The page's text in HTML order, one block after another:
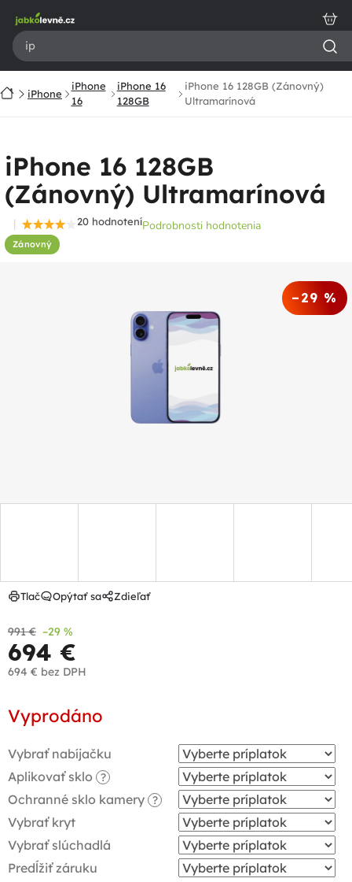
obsah
DomoviPhone
iPhone
16
iPhone 16
128GB
iPhone 16 128GB (Zánovný)
Ultramarínová
iPhone 16 128GB
(Zánovný) Ultramarínová
Zánovný
Priemerné
hodnotenie
20 hodnoteníPodrobnosti hodnotenia
–29 %
991 € –29 %
694 €
694 € bez DPH
cena:
Vyprodáno
Vybrať nabíjačku
Aplikovať sklo
?
Ochranné sklo kamery ?
Vybrať kryt
Vybrať slúchadlá
Predĺžiť záruku
Tlač Opýtať sa Zdieľať